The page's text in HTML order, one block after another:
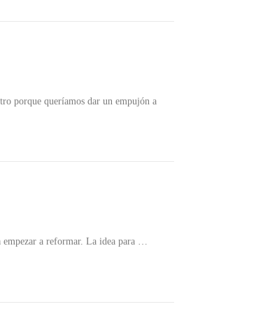
porque queríamos dar un empujón a
empezar a reformar. La idea para …